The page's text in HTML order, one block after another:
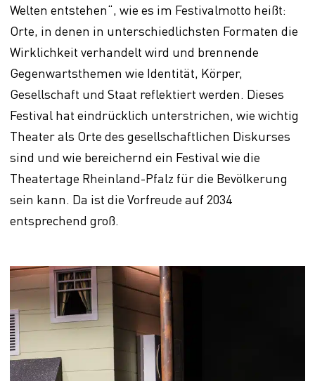
Welten entstehen“, wie es im Festivalmotto heißt:
Orte, in denen in unterschiedlichsten Formaten die
Wirklichkeit verhandelt wird und brennende
Gegenwartsthemen wie Identität, Körper,
Gesellschaft und Staat reflektiert werden. Dieses
Festival hat eindrücklich unterstrichen, wie wichtig
Theater als Orte des gesellschaftlichen Diskurses
sind und wie bereichernd ein Festival wie die
Theatertage Rheinland-Pfalz für die Bevölkerung
sein kann. Da ist die Vorfreude auf 2034
entsprechend groß.